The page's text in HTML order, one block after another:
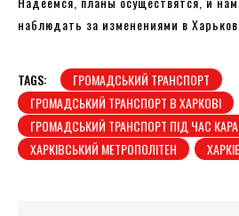
наблюдать за изменениями в
TAGS:
ГРОМАДСЬКИЙ ТРАНСПОРТ
ГРОМАДСЬКИЙ ТРАНСПОРТ В ХАРКОВІ
ГРОМАДСЬКИЙ ТРАНСПОРТ ПІД ЧАС
ХАРКІВСЬКИЙ МЕТРОПОЛІТЕН